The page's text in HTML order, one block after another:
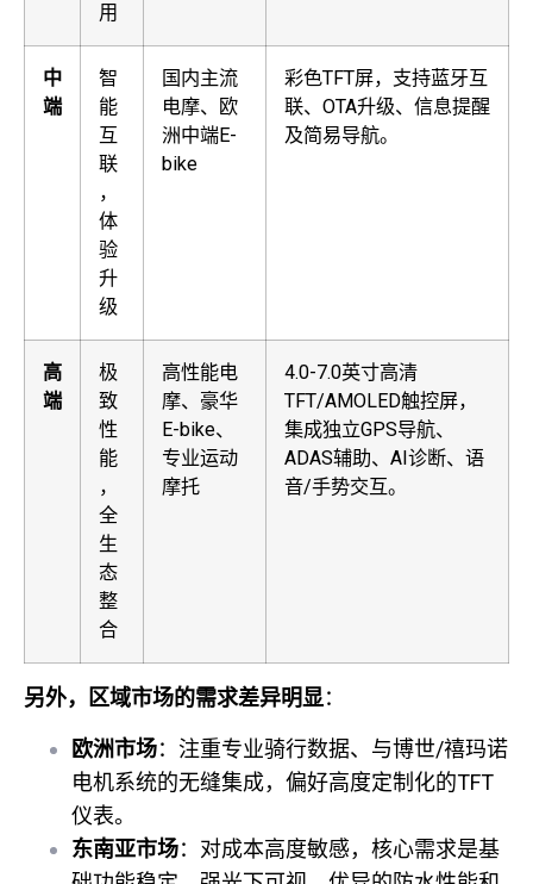
用
中
端
智
能
互
联
，
体
验
升
级
国内主流
电摩、欧
洲中端E-
bike
彩色TFT屏，支持蓝牙互
联、OTA升级、信息提醒
及简易导航。
高
端
极
致
性
能
，
全
生
态
整
合
高性能电
摩、豪华
E-bike、
专业运动
摩托
4.0-7.0英寸高清
TFT/AMOLED触控屏，
集成独立GPS导航、
ADAS辅助、AI诊断、语
音/手势交互。
另外，区域市场的需求差异明显：
欧洲市场：注重专业骑行数据、与博世/禧玛诺
电机系统的无缝集成，偏好高度定制化的TFT
仪表。
东南亚市场：对成本高度敏感，核心需求是基